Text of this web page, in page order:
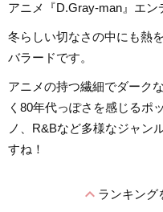
アニメ『D.Gray-man』エン
冬らしい切なさの中にも熱
バラードです。
アニメの持つ繊細でダーク
く80年代っぽさを感じるポ
ノ、R&Bなど多様なジャン
すね！
expand_lessランキング